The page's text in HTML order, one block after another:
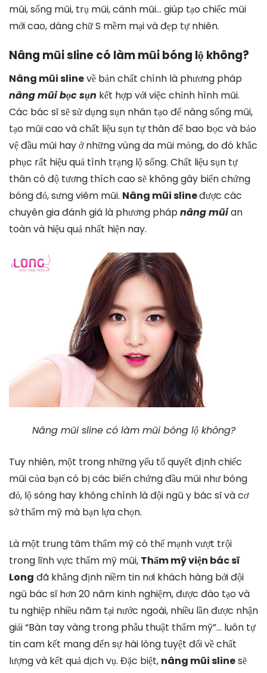
mũi, sống mũi, trụ mũi, cánh mũi… giúp tạo chiếc mũi
mới cao, dáng chữ S mềm mại và đẹp tự nhiên.
Nâng mũi sline có làm mũi bóng lộ không?
Nâng mũi slinevề bản chất chính là phương pháp
nâng mũi bọc sụn kết hợp với việc chỉnh hình mũi.
Các bác sĩ sẽ sử dụng sụn nhân tạo để nâng sống mũi,
tạo mũi cao và chất liệu sụn tự thân để bao bọc và bảo
vệ đầu mũi hay ở những vùng da mũi mỏng, do đó khắc
phục rất hiệu quả tình trạng lộ sống. Chất liệu sụn tự
thân có độ tương thích cao sẽ không gây biến chứng
bóng đỏ, sưng viêm mũi. Nâng mũi slineđược các
chuyên gia đánh giá là phương phápnâng mũian
toàn và hiệu quả nhất hiện nay.
Nâng mũi sline có làm mũi bóng lộ không?
Tuy nhiên, một trong những yếu tố quyết định chiếc
mũi của bạn có bị các biến chứng đầu mũi như bóng
đỏ, lộ sóng hay không chính là đội ngũ y bác sĩ và cơ
sở thẩm mỹ mà bạn lựa chọn.
Là một trung tâm thẩm mỹ có thế mạnh vượt trội
trong lĩnh vực thẩm mỹ mũi, Thẩm mỹ viện bác sĩ
Long đã khẳng định niềm tin nơi khách hàng bởi đội
ngũ bác sĩ hơn 20 năm kinh nghiệm, được đào tạo và
tu nghiệp nhiều năm tại nước ngoài, nhiều lần được nhận
giải “Bàn tay vàng trong phẫu thuật thẩm mỹ”… luôn tự
tin cam kết mang đến sự hài lòng tuyệt đối về chất
lượng và kết quả dịch vụ. Đặc biệt, nâng mũi slinesẽ